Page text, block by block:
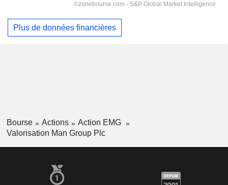
Plus de données financières
Bourse Actions
Action EMG
Valorisation Man Group Plc